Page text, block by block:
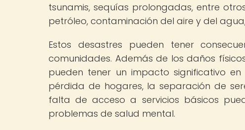
tsunamis, sequías prolongadas, entre
petróleo, contaminación del aire y del
Estos desastres pueden tener
comunidades. Además de los daños
pueden tener un impacto significativo
pérdida de hogares, la separación de
falta de acceso a servicios básicos
problemas de salud mental.